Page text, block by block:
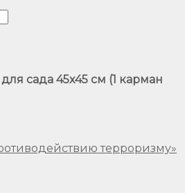
сада 45х45 см (1 карман